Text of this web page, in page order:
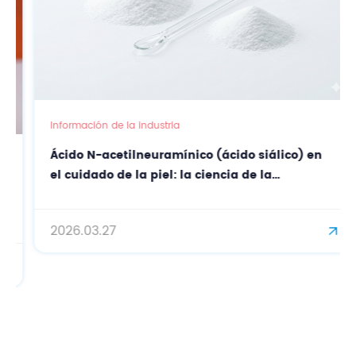
Información de la industria
Ácido N-acetilneuramínico (ácido siálico) en
el cuidado de la piel: la ciencia de la
2026.03.27